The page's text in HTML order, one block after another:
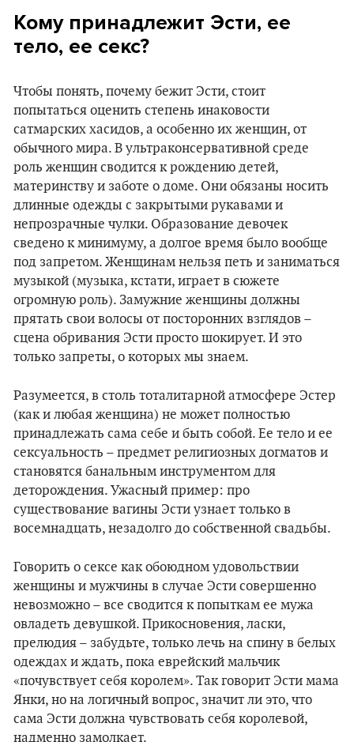
Кому принадлежит Эсти, ее
тело, ее секс?
Чтобы понять, почему бежит Эсти, стоит
попытаться оценить степень инаковости
сатмарских хасидов, а особенно их женщин, от
обычного мира. В ультраконсервативной среде
роль женщин сводится к рождению детей,
материнству и заботе о доме. Они обязаны носить
длинные одежды с закрытыми рукавами и
непрозрачные чулки. Образование девочек
сведено к минимуму, а долгое время было вообще
под запретом. Женщинам нельзя петь и заниматься
музыкой (музыка, кстати, играет в сюжете
огромную роль). Замужние женщины должны
прятать свои волосы от посторонних взглядов –
сцена обривания Эсти просто шокирует. И это
только запреты, о которых мы знаем.
Разумеется, в столь тоталитарной атмосфере Эстер
(как и любая женщина) не может полностью
принадлежать сама себе и быть собой. Ее тело и ее
сексуальность – предмет религиозных догматов и
становятся банальным инструментом для
деторождения. Ужасный пример: про
существование вагины Эсти узнает только в
восемнадцать, незадолго до собственной свадьбы.
Говорить о сексе как обоюдном удовольствии
женщины и мужчины в случае Эсти совершенно
невозможно – все сводится к попыткам ее мужа
овладеть девушкой. Прикосновения, ласки,
прелюдия – забудьте, только лечь на спину в белых
одеждах и ждать, пока еврейский мальчик
«почувствует себя королем». Так говорит Эсти мама
Янки, но на логичный вопрос, значит ли это, что
сама Эсти должна чувствовать себя королевой,
надменно замолкает.